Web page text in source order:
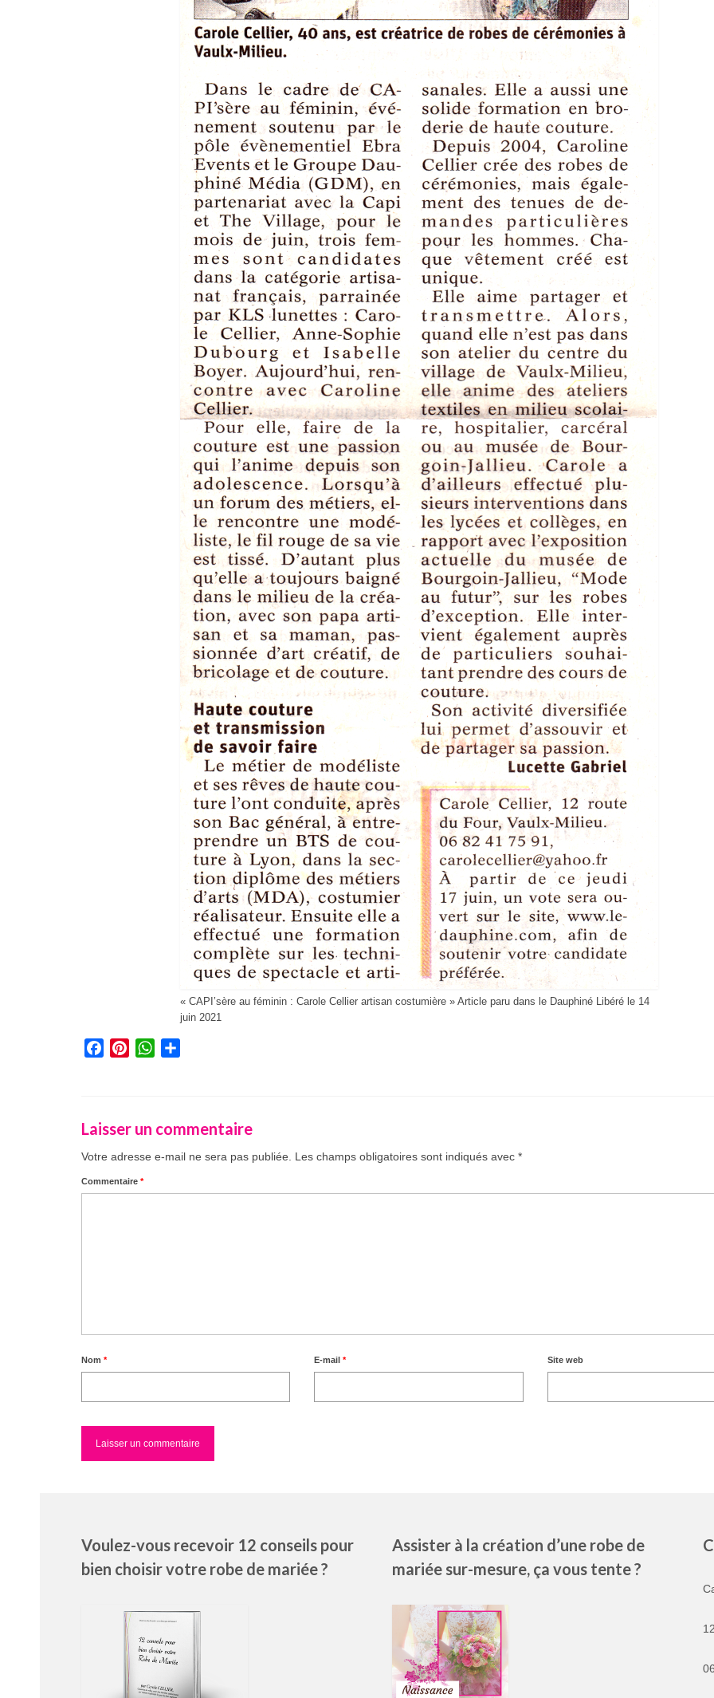
« CAPI’sère au féminin : Carole Cellier artisan costumière » Article paru dans le Dauphiné Libéré le 14
juin 2021
FacebookPinterestWhatsApp
Laisser un commentaire
Votre adresse e-mail ne sera pas publiée. Les champs obligatoires sont indiqués avec *
Commentaire *
Nom * E-mail* Site web
Voulez-vous recevoir 12 conseils pour
bien choisir votre robe de mariée ?
Assister à la création d’une robe de
mariée sur-mesure, ça vous tente ?